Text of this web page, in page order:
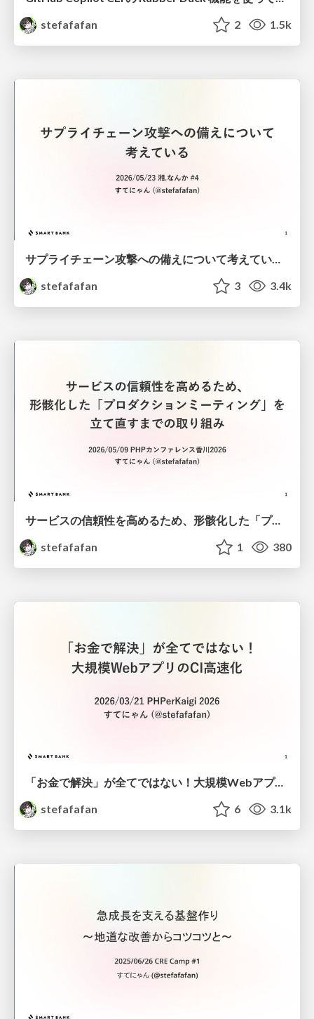
stefafafan
2 1.5k
サプライチェーン攻撃への備えについて考えている #湘なんか
stefafafan
3 3.4k
サービスの信頼性を高めるため、形骸化した「プロダクションミーティング」を立て直すまでの取り組み
stefafafan
1 380
「お金で解決」が全てではない！大規模WebアプリのCI高速化 #phperkaigi
stefafafan
6 3.1k